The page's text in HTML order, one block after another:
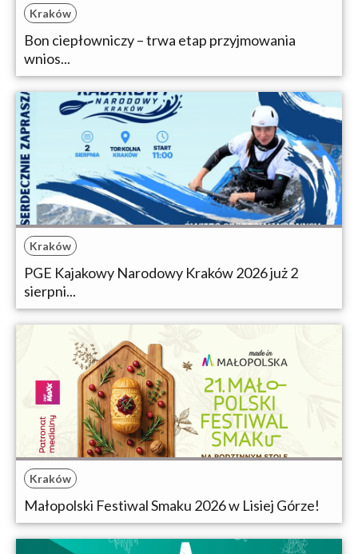
Kraków
Bon ciepłowniczy – trwa etap przyjmowania
wnios...
Kraków
PGE Kajakowy Narodowy Kraków 2026 już 2
sierpni...
Kraków
Małopolski Festiwal Smaku 2026 w Lisiej Górze!